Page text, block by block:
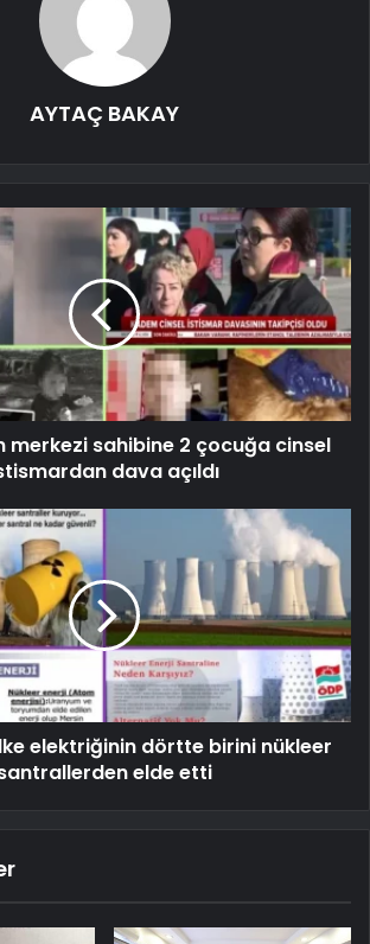
AYTAÇ BAKAY
merkezi sahibine 2 çocuğa cinsel
dava açıldı
elektriğinin dörtte birini nükleer
elde etti